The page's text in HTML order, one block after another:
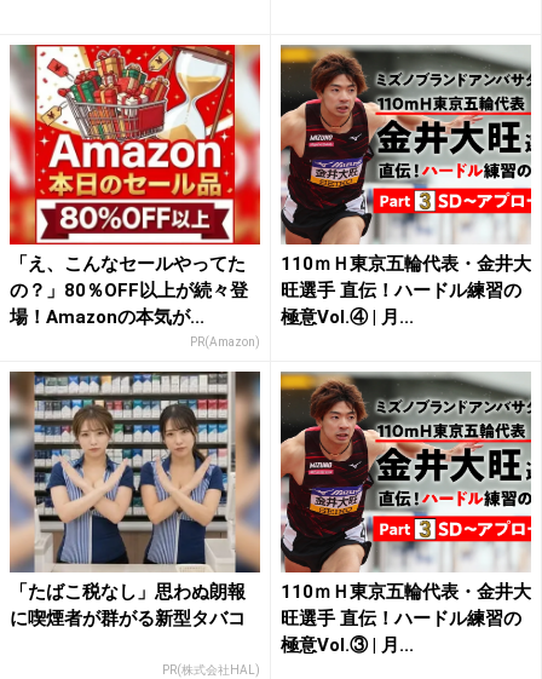
「え、こんなセールやってた
の？」80％OFF以上が続々登
場！Amazonの本気が...
PR(Amazon)
110ｍＨ東京五輪代表・金井大
旺選手 直伝！ハードル練習の
極意Vol.④ | 月...
「たばこ税なし」思わぬ朗報
に喫煙者が群がる新型タバコ
PR(株式会社HAL)
110ｍＨ東京五輪代表・金井大
旺選手 直伝！ハードル練習の
極意Vol.③ | 月...